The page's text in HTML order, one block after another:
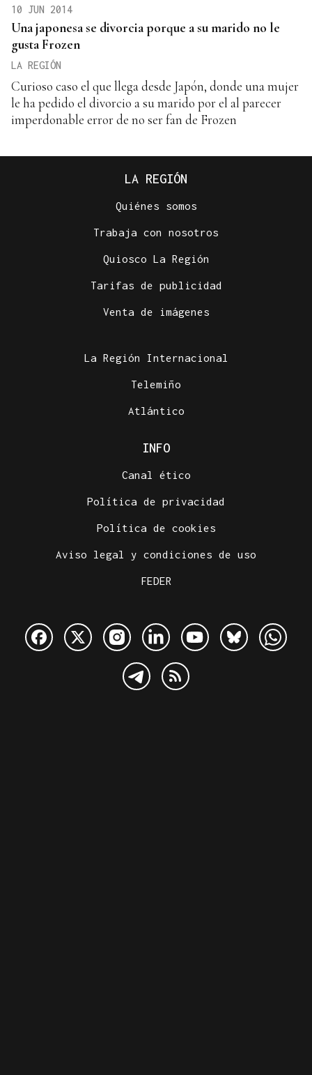
10 JUN 2014
Una japonesa se divorcia porque a su marido no le
gusta Frozen
LA REGIÓN
Curioso caso el que llega desde Japón, donde una mujer
le ha pedido el divorcio a su marido por el al parecer
imperdonable error de no ser fan de Frozen
LA REGIÓN
Quiénes somos
Trabaja con nosotros
Quiosco La Región
Tarifas de publicidad
Venta de imágenes
La Región Internacional
Telemiño
Atlántico
INFO
Canal ético
Política de privacidad
Política de cookies
Aviso legal y condiciones de uso
FEDER